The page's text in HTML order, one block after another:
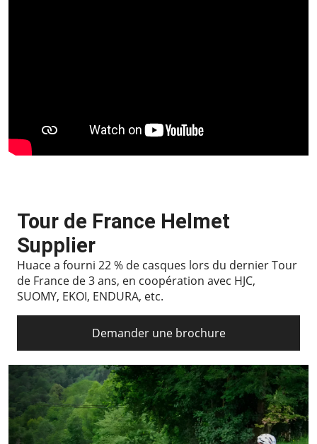
Tour de France Helmet
Supplier
Huace a fourni 22 % de casques lors du dernier Tour
de France de 3 ans, en coopération avec HJC,
SUOMY, EKOI, ENDURA, etc.
Demander une brochure